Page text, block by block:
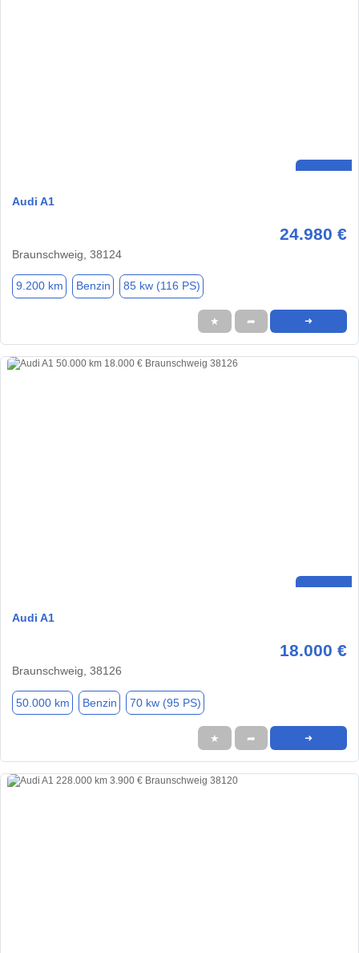
Audi A1
24.980 €
Braunschweig, 38124
9.200 km Benzin 85 kw (116 PS)
★ ➦ ➜
Audi A1
18.000 €
Braunschweig, 38126
50.000 km Benzin 70 kw (95 PS)
★ ➦ ➜